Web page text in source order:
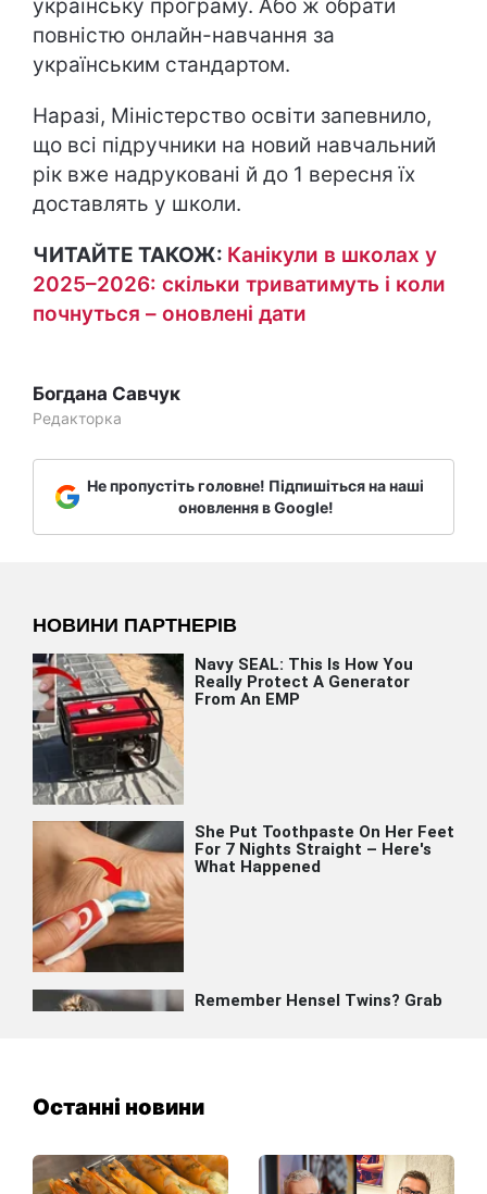
українську програму. Або ж обрати
повністю онлайн-навчання за
українським стандартом.
Наразі, Міністерство освіти запевнило,
що всі підручники на новий навчальний
рік вже надруковані й до 1 вересня їх
доставлять у школи.
ЧИТАЙТЕ ТАКОЖ: Канікули в школах у
2025–2026: скільки триватимуть і коли
почнуться – оновлені дати
Богдана Савчук
Редакторка
Не пропустіть головне! Підпишіться на наші
оновлення в Google!